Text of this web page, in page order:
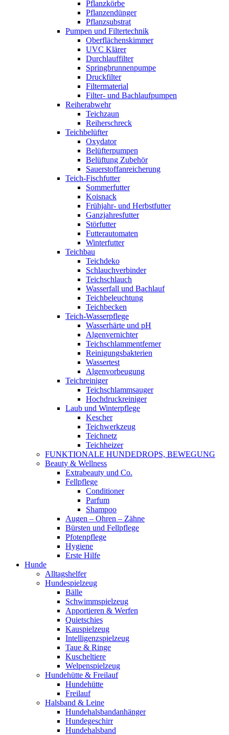
Pflanzkörbe
Pflanzendünger
Pflanzsubstrat
Pumpen und Filtertechnik
Oberflächenskimmer
UVC Klärer
Durchlauffilter
Springbrunnenpumpe
Druckfilter
Filtermaterial
Filter- und Bachlaufpumpen
Reiherabwehr
Teichzaun
Reiherschreck
Teichbelüfter
Oxydator
Belüfterpumpen
Belüftung Zubehör
Sauerstoffanreicherung
Teich-Fischfutter
Sommerfutter
Koisnack
Frühjahr- und Herbstfutter
Ganzjahresfutter
Störfutter
Futterautomaten
Winterfutter
Teichbau
Teichdeko
Schlauchverbinder
Teichschlauch
Wasserfall und Bachlauf
Teichbeleuchtung
Teichbecken
Teich-Wasserpflege
Wasserhärte und pH
Algenvernichter
Teichschlammentferner
Reinigungsbakterien
Wassertest
Algenvorbeugung
Teichreiniger
Teichschlammsauger
Hochdruckreiniger
Laub und Winterpflege
Kescher
Teichwerkzeug
Teichnetz
Teichheizer
FUNKTIONALE HUNDEDROPS, BEWEGUNG
Beauty & Wellness
Extrabeauty und Co.
Fellpflege
Conditioner
Parfum
Shampoo
Augen – Ohren – Zähne
Bürsten und Fellpflege
Pfotenpflege
Hygiene
Erste Hilfe
Hunde
Alltagshelfer
Hundespielzeug
Bälle
Schwimmspielzeug
Apportieren & Werfen
Quietschies
Kauspielzeug
Intelligenzspielzeug
Taue & Ringe
Kuscheltiere
Welpenspielzeug
Hundehütte & Freilauf
Hundehütte
Freilauf
Halsband & Leine
Hundehalsbandanhänger
Hundegeschirr
Hundehalsband